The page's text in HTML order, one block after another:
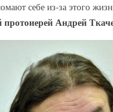
себе из-за этого
протоиерей Андрей